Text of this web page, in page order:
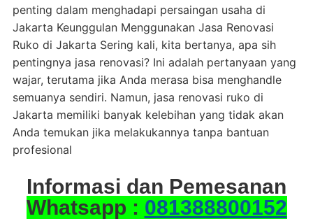
penting dalam menghadapi persaingan usaha di
Jakarta Keunggulan Menggunakan Jasa Renovasi
Ruko di Jakarta Sering kali, kita bertanya, apa sih
pentingnya jasa renovasi? Ini adalah pertanyaan yang
wajar, terutama jika Anda merasa bisa menghandle
semuanya sendiri. Namun, jasa renovasi ruko di
Jakarta memiliki banyak kelebihan yang tidak akan
Anda temukan jika melakukannya tanpa bantuan
profesional
Informasi dan Pemesanan
Whatsapp : 081388800152